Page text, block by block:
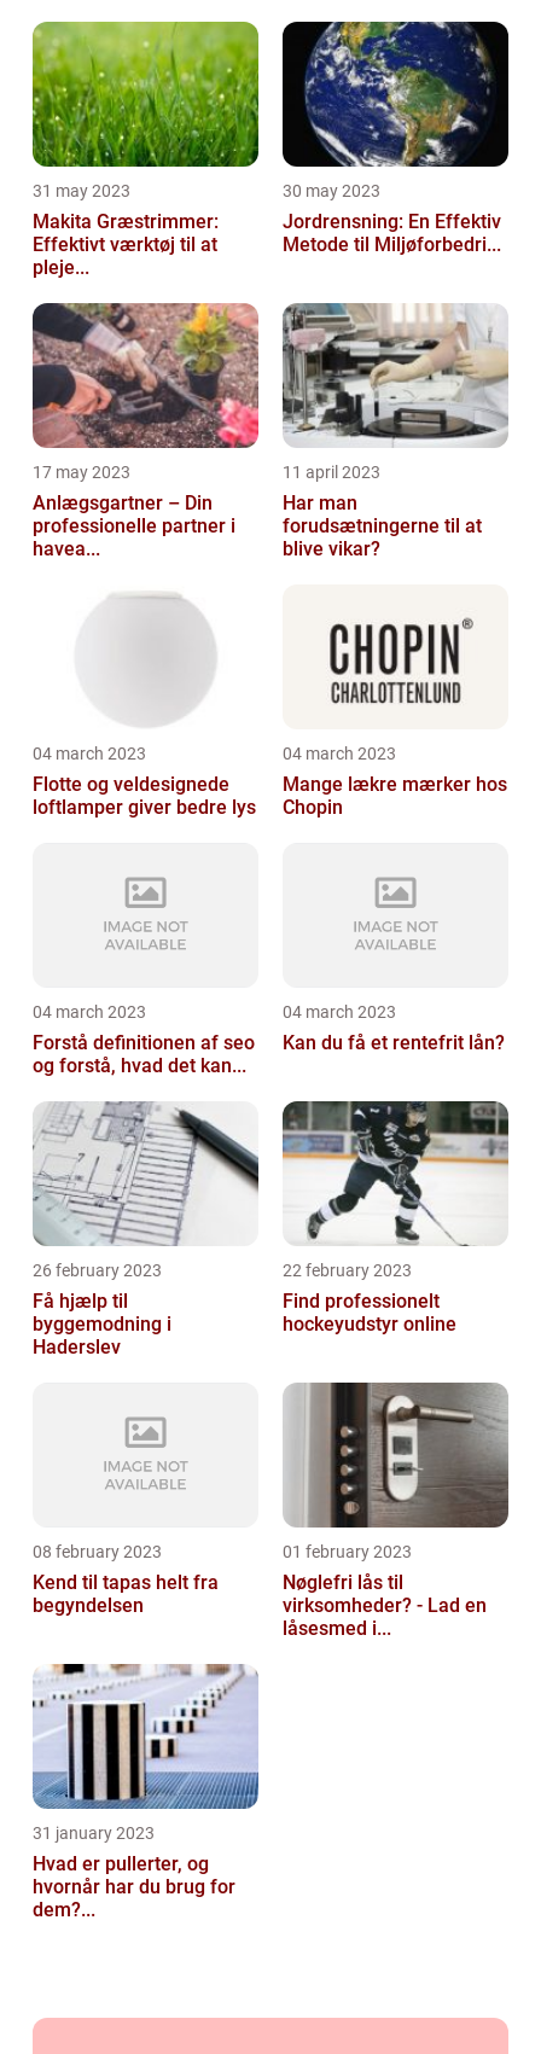
31 may 2023
Makita Græstrimmer:
Effektivt værktøj til at
pleje...
30 may 2023
Jordrensning: En Effektiv
Metode til Miljøforbedri...
17 may 2023
Anlægsgartner – Din
professionelle partner i
havea...
11 april 2023
Har man
forudsætningerne til at
blive vikar?
04 march 2023
Flotte og veldesignede
loftlamper giver bedre lys
04 march 2023
Mange lækre mærker hos
Chopin
04 march 2023
Forstå definitionen af seo
og forstå, hvad det kan...
04 march 2023
Kan du få et rentefrit lån?
26 february 2023
Få hjælp til
byggemodning i
Haderslev
22 february 2023
Find professionelt
hockeyudstyr online
08 february 2023
Kend til tapas helt fra
begyndelsen
01 february 2023
Nøglefri lås til
virksomheder? - Lad en
låsesmed i...
31 january 2023
Hvad er pullerter, og
hvornår har du brug for
dem?...